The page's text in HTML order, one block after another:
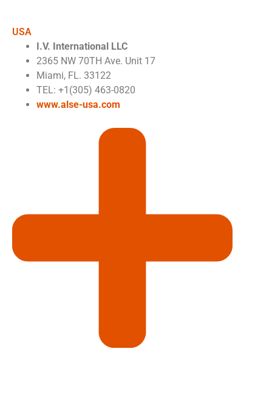
USA
I.V. International LLC
2365 NW 70TH Ave. Unit 17
Miami, FL. 33122
TEL: +1(305) 463-0820
www.alse-usa.com